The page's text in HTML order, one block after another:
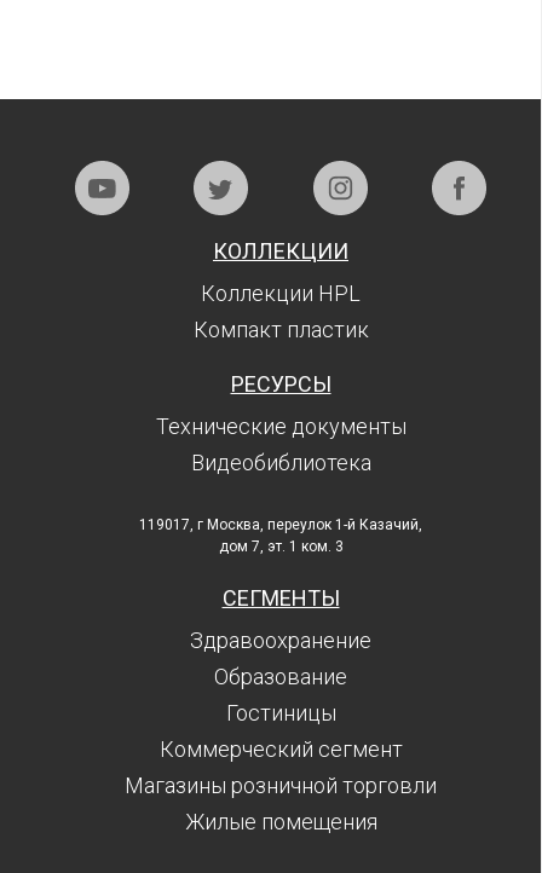
КОЛЛЕКЦИИ
Коллекции HPL
Компакт пластик
РЕСУРСЫ
Технические документы
Видеобиблиотека
119017, г Москва, переулок 1-й Казачий,
дом 7, эт. 1 ком. 3
СЕГМЕНТЫ
Здравоохранение
Образование
Гостиницы
Коммерческий сегмент
Магазины розничной торговли
Жилые помещения